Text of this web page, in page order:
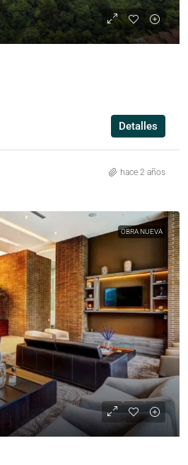
Detalles
hace 2 años
OBRA NUEVA